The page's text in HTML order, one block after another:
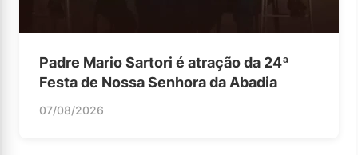
Padre Mario Sartori é atração da 24ª
Festa de Nossa Senhora da Abadia
07/08/2026